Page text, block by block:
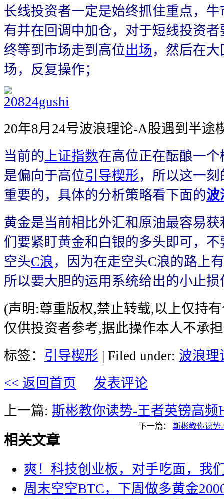
长线投资者一定是始终抓住重点，
有并在回调中加仓，对于短线投资
终等到市场走到高位出场 ，然后在
场，反复操作；
20年8月24号波浪理论-A股遇到半途
当前的 上证指数在高位正在酝酿一
是偏向于高位引导楔形，所以这一
重要的，具体的分析策略看下面的波
黄金是当前相比外汇和原油最容易
们要紧盯黄金和白银的多头即可，
空头C浪 ，因为在走空头C浪的路上
所以要大胆的运用系统给出的小止
(声明:尊重版权,禁止转载,以上仅持
仅供投资者参考,据此操作本人不承
标签： 引导楔形 | Filed under: 波浪理
<< 返回首页
发表评论
上一篇: 斯彬教你读势-王者英镑高频
下一篇： 斯彬教你读势
相关文章
爽！科技创业板，对手吃面，我
周末空空BTC，下周做多黄金